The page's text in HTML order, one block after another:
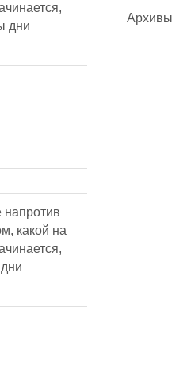
дни
напротив
какой на
Архивы